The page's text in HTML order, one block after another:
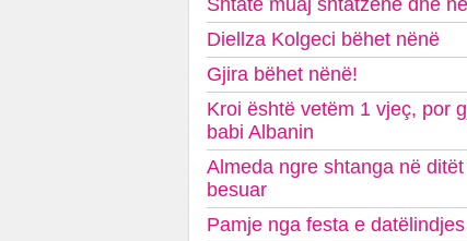
Shtatë muaj shtatzënë dhe
Diellza Kolgeci bëhet nënë
Gjira bëhet nënë!
Kroi është vetëm 1 vjeç, por
babi Albanin
Almeda ngre shtanga në
besuar
Pamje nga festa e